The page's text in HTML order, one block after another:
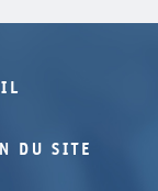
DU SITE